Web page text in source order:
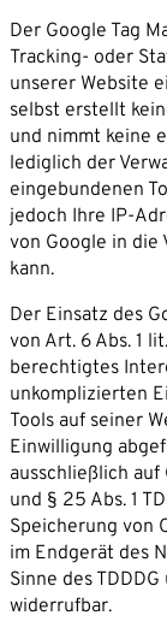
Der Google Tag
Tracking- oder
unserer Website
selbst erstellt
und nimmt keine
lediglich der
eingebundenen
jedoch Ihre IP-
von Google in die
kann.
Der Einsatz des
von Art. 6 Abs. 1
berechtigtes
unkomplizierten
Tools auf seiner
Einwilligung
ausschließlich auf
und § 25 Abs. 1
Speicherung von
im Endgerät des
Sinne des
widerrufbar.